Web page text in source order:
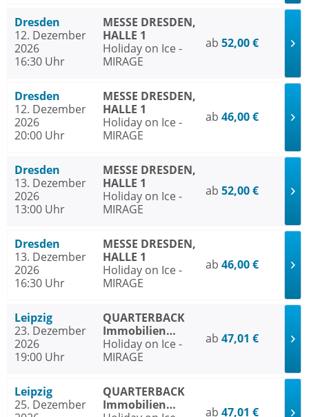
Dresden
12. Dezember
2026
16:30 Uhr
MESSE DRESDEN,
HALLE 1
Holiday on Ice -
MIRAGE
ab 52,00 €
Dresden
12. Dezember
2026
20:00 Uhr
MESSE DRESDEN,
HALLE 1
Holiday on Ice -
MIRAGE
ab 46,00 €
Dresden
13. Dezember
2026
13:00 Uhr
MESSE DRESDEN,
HALLE 1
Holiday on Ice -
MIRAGE
ab 52,00 €
Dresden
13. Dezember
2026
16:30 Uhr
MESSE DRESDEN,
HALLE 1
Holiday on Ice -
MIRAGE
ab 46,00 €
Leipzig
23. Dezember
2026
19:00 Uhr
QUARTERBACK
Immobilien
ARENA Leipzig
Holiday on Ice -
MIRAGE
ab 47,01 €
Leipzig
25. Dezember
QUARTERBACK
Immobilien
ab 47,01 €